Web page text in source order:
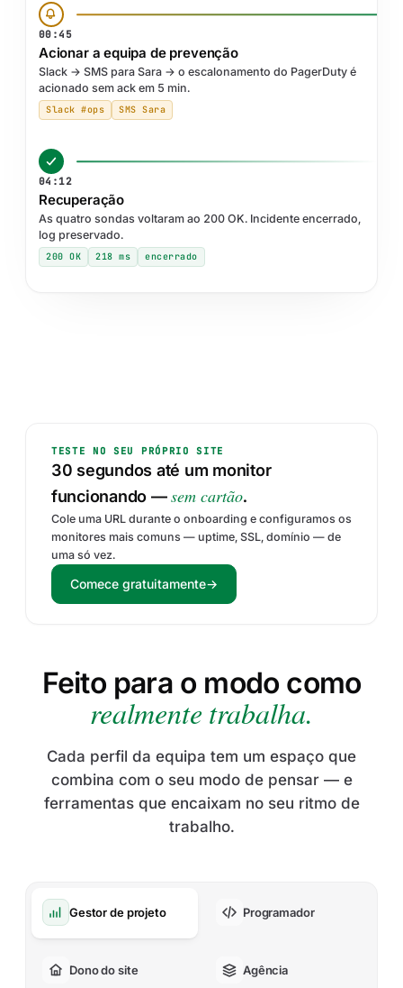
00:45
Acionar a equipa de prevenção
Slack → SMS para Sara → o escalonamento do PagerDuty é
acionado sem ack em 5 min.
Slack #ops SMS Sara
04:12
Recuperação
As quatro sondas voltaram ao 200 OK. Incidente encerrado,
log preservado.
200 OK 218 ms encerrado
TESTE NO SEU PRÓPRIO SITE
30 segundos até um monitor
funcionando —sem cartão.
Cole uma URL durante o onboarding e configuramos os
monitores mais comuns — uptime, SSL, domínio — de
uma só vez.
Comece gratuitamente→
Feito para o modo como
realmente trabalha.
Cada perfil da equipa tem um espaço que
combina com o seu modo de pensar — e
ferramentas que encaixam no seu ritmo de
trabalho.
Gestor de projeto Programador
Dono do site Agência